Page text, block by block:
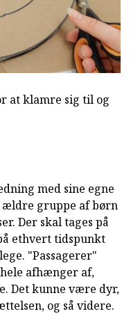
at klamre sig til og
med sine egne
gruppe af børn
Der skal tages på
ethvert tidspunkt
"Passagerer"
afhænger af,
Det kunne være dyr,
og så videre.